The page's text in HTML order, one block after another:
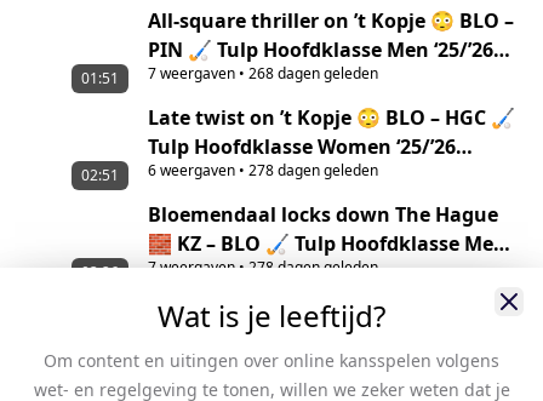
All-square thriller on ’t Kopje 😳 BLO –
PIN 🏑 Tulp Hoofdklasse Men ‘25/’26
highlights
7weergaven• 268 dagen geleden
01:51
Late twist on ’t Kopje 😳 BLO – HGC 🏑
Tulp Hoofdklasse Women ‘25/’26
highlights
6weergaven• 278 dagen geleden
02:51
Bloemendaal locks down The Hague
🧱 KZ – BLO 🏑 Tulp Hoofdklasse Men
‘25/’26 highlights
7weergaven• 278 dagen geleden
03:26
Classic Chaos in the 96th Edition 😮
BLO – AMS 🏑 Tulp Hoofdklasse Men
‘25/’26 Highlights
6weergaven•278 dagen geleden
02:56
Wat is je leeftijd?
Om content en uitingen over online kansspelen volgens
wet- en regelgeving te tonen, willen we zeker weten dat je